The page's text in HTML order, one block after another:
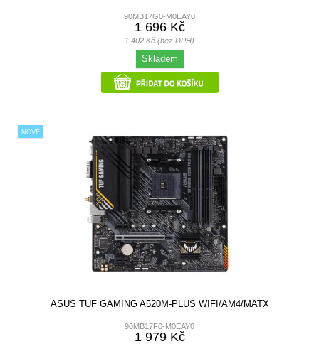
90MB17G0-M0EAY0
1 696 Kč
1 402 Kč (bez DPH)
Skladem
NOVÉ
ASUS TUF GAMING A520M-PLUS WIFI/AM4/MATX
90MB17F0-M0EAY0
1 979 Kč